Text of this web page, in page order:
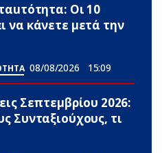
Οι 10
να κάνετε μετά την
08/08/2026 15:09
Σεπτεμβρίου 2026:
Συνταξιούχους, τι